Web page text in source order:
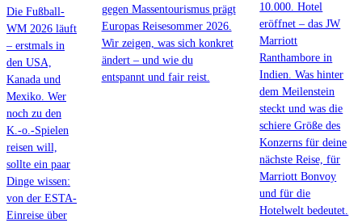
Die Fußball-
WM 2026 läuft
– erstmals in
den USA,
Kanada und
Mexiko. Wer
noch zu den
K.-o.-Spielen
reisen will,
sollte ein paar
Dinge wissen:
von der ESTA-
Einreise über
gegen Massentourismus prägt
Europas Reisesommer 2026.
Wir zeigen, was sich konkret
ändert – und wie du
entspannt und fair reist.
10.000. Hotel
eröffnet – das JW
Marriott
Ranthambore in
Indien. Was hinter
dem Meilenstein
steckt und was die
schiere Größe des
Konzerns für deine
nächste Reise, für
Marriott Bonvoy
und für die
Hotelwelt bedeutet.